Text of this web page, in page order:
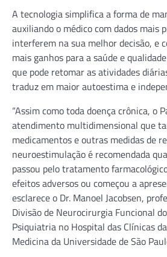
A tecnologia simplifica a forma de
auxiliando o médico com dados mais
interferem na sua melhor decisão, e
mais ganhos para a saúde e
que pode retomar as atividades
traduz em maior autoestima e
“Assim como toda doença crônica, o
atendimento multidimensional que
medicamentos e outras medidas de
neuroestimulação é recomendada
passou pelo tratamento
efeitos adversos ou começou a
esclarece o Dr. Manoel Jacobsen,
Divisão de Neurocirurgia Funcional
Psiquiatria no Hospital das Clínicas
Medicina da Universidade de São